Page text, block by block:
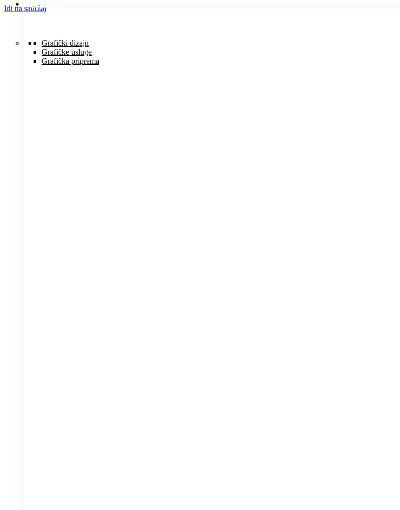
Idi na sadržajUSLUGE
Grafički dizajn
Grafičke usluge
Grafička priprema